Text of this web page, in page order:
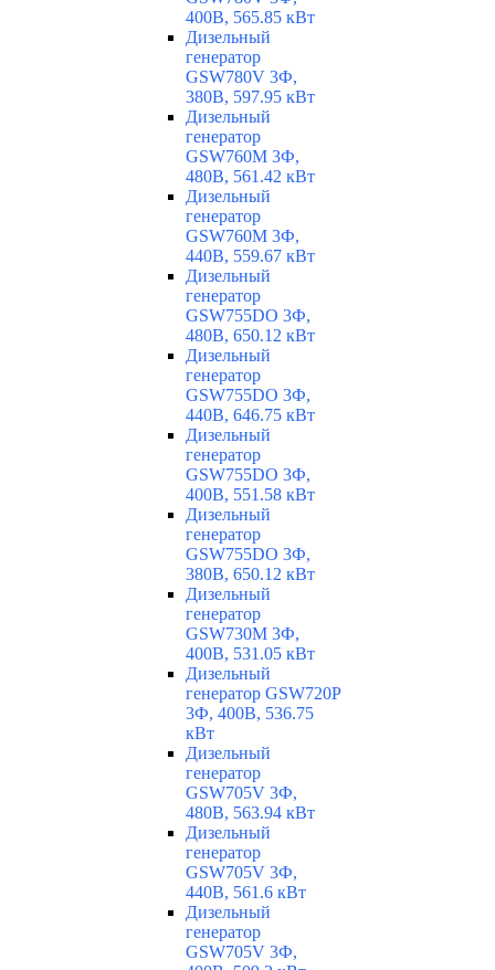
400В, 565.85 кВт
Дизельный
генератор
GSW780V 3Ф,
380В, 597.95 кВт
Дизельный
генератор
GSW760M 3Ф,
480В, 561.42 кВт
Дизельный
генератор
GSW760M 3Ф,
440В, 559.67 кВт
Дизельный
генератор
GSW755DO 3Ф,
480В, 650.12 кВт
Дизельный
генератор
GSW755DO 3Ф,
440В, 646.75 кВт
Дизельный
генератор
GSW755DO 3Ф,
400В, 551.58 кВт
Дизельный
генератор
GSW755DO 3Ф,
380В, 650.12 кВт
Дизельный
генератор
GSW730M 3Ф,
400В, 531.05 кВт
Дизельный
генератор GSW720P
3Ф, 400В, 536.75
кВт
Дизельный
генератор
GSW705V 3Ф,
480В, 563.94 кВт
Дизельный
генератор
GSW705V 3Ф,
440В, 561.6 кВт
Дизельный
генератор
GSW705V 3Ф,